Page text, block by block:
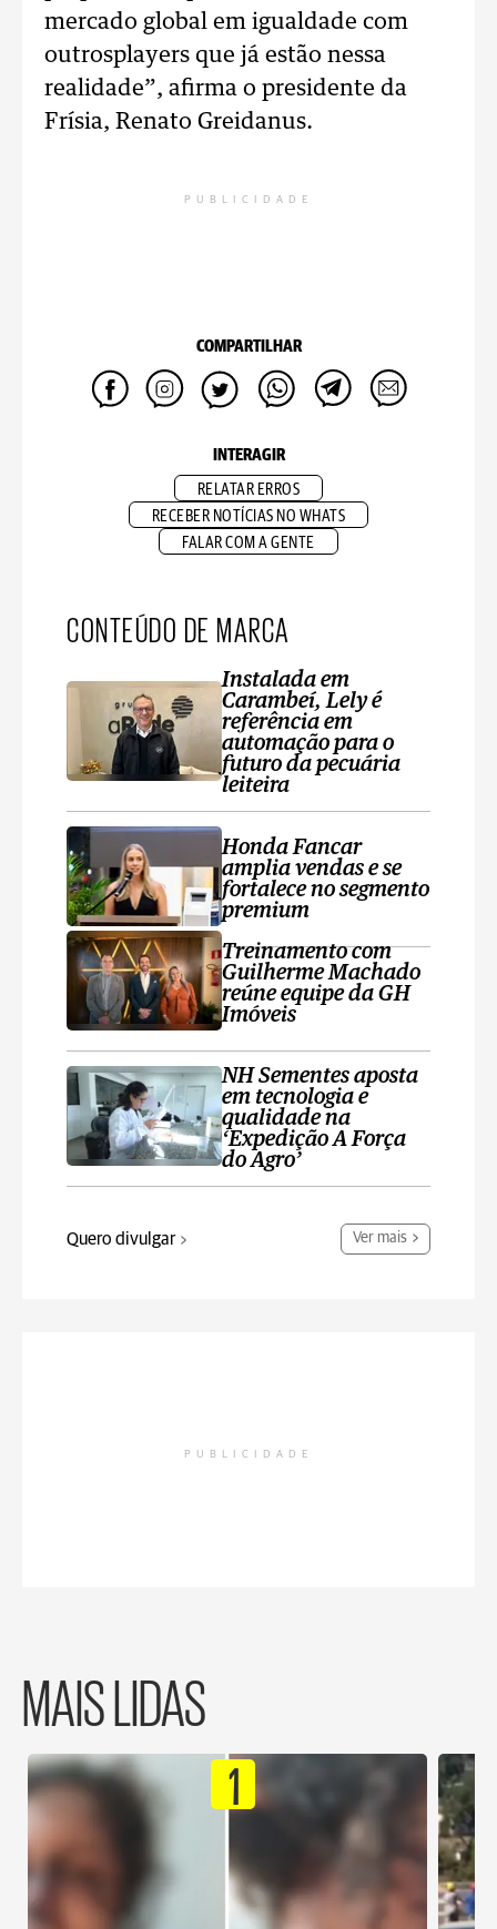
mercado global em igualdade com
outrosplayers que já estão nessa
realidade”, afirma o presidente da
Frísia, Renato Greidanus.
PUBLICIDADE
COMPARTILHAR
INTERAGIR
RELATAR ERROS
RECEBER NOTÍCIAS NO WHATS
FALAR COM A GENTE
CONTEÚDO DE MARCA
Instalada em
Carambeí, Lely é
referência em
automação para o
futuro da pecuária
leiteira
Honda Fancar
amplia vendas e se
fortalece no segmento
premium
Treinamento com
Guilherme Machado
reúne equipe da GH
Imóveis
NH Sementes aposta
em tecnologia e
qualidade na
‘Expedição A Força
do Agro’
Quero divulgar Ver mais
PUBLICIDADE
MAIS LIDAS
1